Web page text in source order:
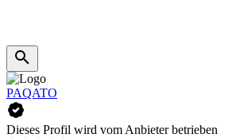
PAQATO
Dieses Profil wird vom Anbieter betrieben